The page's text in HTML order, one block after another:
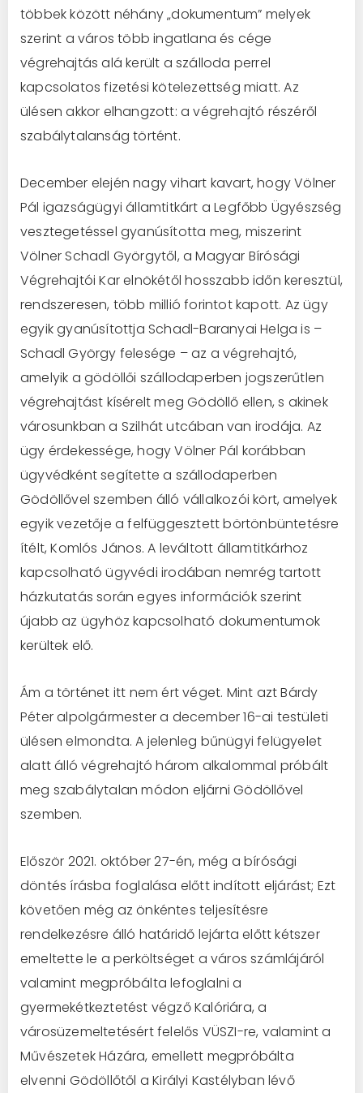
többek között néhány „dokumentum” melyek
szerint a város több ingatlana és cége
végrehajtás alá került a szálloda perrel
kapcsolatos fizetési kötelezettség miatt. Az
ülésen akkor elhangzott: a végrehajtó részéről
szabálytalanság történt.
December elején nagy vihart kavart, hogy Völner
Pál igazságügyi államtitkárt a Legfőbb Ügyészség
vesztegetéssel gyanúsította meg, miszerint
Völner Schadl Györgytől, a Magyar Bírósági
Végrehajtói Kar elnökétől hosszabb időn keresztül,
rendszeresen, több millió forintot kapott. Az ügy
egyik gyanúsítottja Schadl-Baranyai Helga is –
Schadl György felesége – az a végrehajtó,
amelyik a gödöllői szállodaperben jogszerűtlen
végrehajtást kísérelt meg Gödöllő ellen, s akinek
városunkban a Szilhát utcában van irodája. Az
ügy érdekessége, hogy Völner Pál korábban
ügyvédként segítette a szállodaperben
Gödöllővel szemben álló vállalkozói kört, amelyek
egyik vezetője a felfüggesztett börtönbüntetésre
ítélt, Komlós János. A leváltott államtitkárhoz
kapcsolható ügyvédi irodában nemrég tartott
házkutatás során egyes információk szerint
újabb az ügyhöz kapcsolható dokumentumok
kerültek elő.
Ám a történet itt nem ért véget. Mint azt Bárdy
Péter alpolgármester a december 16-ai testületi
ülésen elmondta. A jelenleg bűnügyi felügyelet
alatt álló végrehajtó három alkalommal próbált
meg szabálytalan módon eljárni Gödöllővel
szemben.
Először 2021. október 27-én, még a bírósági
döntés írásba foglalása előtt indított eljárást; Ezt
követően még az önkéntes teljesítésre
rendelkezésre álló határidő lejárta előtt kétszer
emeltette le a perköltséget a város számlájáról
valamint megpróbálta lefoglalni a
gyermekétkeztetést végző Kalóriára, a
városüzemeltetésért felelős VÜSZI-re, valamint a
Művészetek Házára, emellett megpróbálta
elvenni Gödöllőtől a Királyi Kastélyban lévő